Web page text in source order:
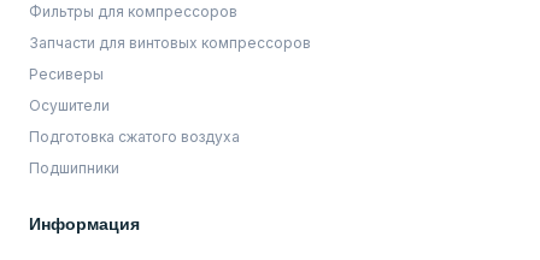
Фильтры для компрессоров
Запчасти для винтовых компрессоров
Ресиверы
Осушители
Подготовка сжатого воздуха
Подшипники
Информация